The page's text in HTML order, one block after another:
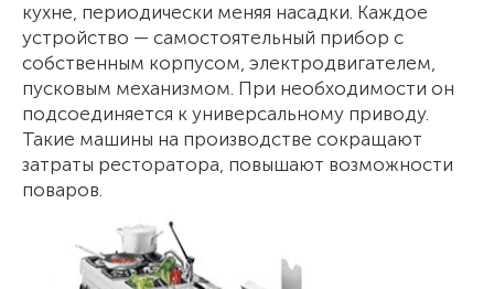
кухне, периодически меняя насадки. Каждое
устройство — самостоятельный прибор с
собственным корпусом, электродвигателем,
пусковым механизмом. При необходимости он
подсоединяется к универсальному приводу.
Такие машины на производстве сокращают
затраты ресторатора, повышают возможности
поваров.